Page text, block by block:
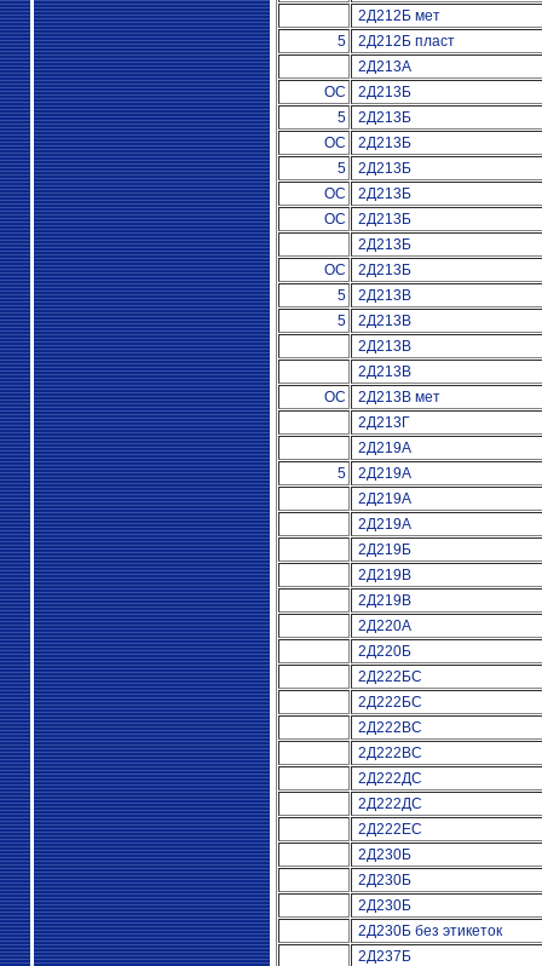
2Д212Б мет
5
2Д212Б пласт
2Д213А
ОС
2Д213Б
5
2Д213Б
ОС
2Д213Б
5
2Д213Б
ОС
2Д213Б
ОС
2Д213Б
2Д213Б
ОС
2Д213Б
5
2Д213В
5
2Д213В
2Д213В
2Д213В
ОС
2Д213В мет
2Д213Г
2Д219А
5
2Д219А
2Д219А
2Д219А
2Д219Б
2Д219В
2Д219В
2Д220А
2Д220Б
2Д222БС
2Д222БС
2Д222ВС
2Д222ВС
2Д222ДС
2Д222ДС
2Д222ЕС
2Д230Б
2Д230Б
2Д230Б
2Д230Б без этикеток
2Д237Б